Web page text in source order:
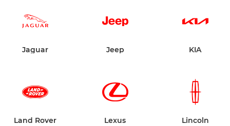
Jaguar Jeep KIA
Land Rover Lexus Lincoln